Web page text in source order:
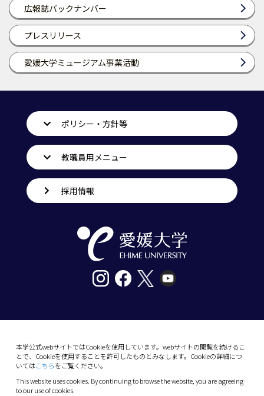
広報誌バックナンバー
プレスリリース
愛媛大学ミュージアム事業活動
本学公式webサイトではCookieを使用しています。webサイトの閲覧を続けるこ
とで、Cookieを使用することを許可したものとみなします。Cookieの詳細につ
いてはこちらをご覧ください。
This website uses cookies. By continuing to browse the website, you are agreeing
to our use of cookies.
ポリシー・方針等
教職員用メニュー
採用情報
10-13 Dogo-Himata, Matsuyama, Ehime 790-
Phone: +81 89-927-9000